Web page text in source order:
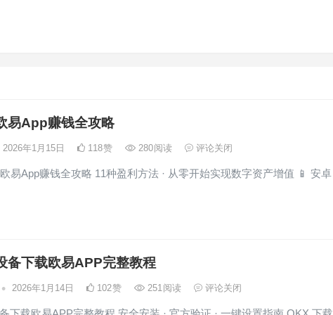
易App赚钱全攻略
2026年1月15日 118赞 280阅读 评论关闭
易App赚钱全攻略 11种盈利方法 · 从零开始实现数字资产增值 📱 安卓
备下载欧易APP完整教程
• 2026年1月14日 102赞 251 阅读 评论关闭